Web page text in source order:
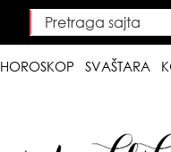
Search
Pretraga sajta
HOROSKOP SVAŠTARA